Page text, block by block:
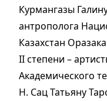
Курмангазы
антрополога
Казахстан
II степени –
Академического
Н. Сац Татьяну